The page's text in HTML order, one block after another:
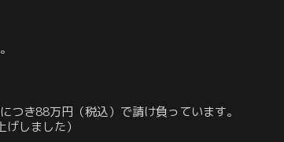
つき88万円（税込）で請け負っています。
しました）